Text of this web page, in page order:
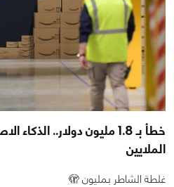
خطأ بـ 1.8 مليون دولار..
الملايين
غلطة الشاطر بمليون 🫣